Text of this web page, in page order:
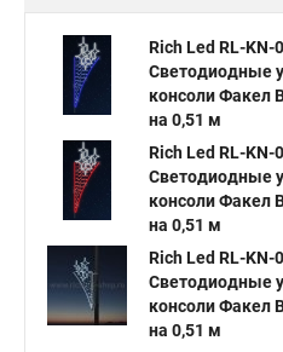
Rich Led RL-KN-
Светодиодные
консоли Факел
на 0,51 м
Rich Led RL-KN-
Светодиодные
консоли Факел
на 0,51 м
Rich Led RL-KN-
Светодиодные
консоли Факел
на 0,51 м